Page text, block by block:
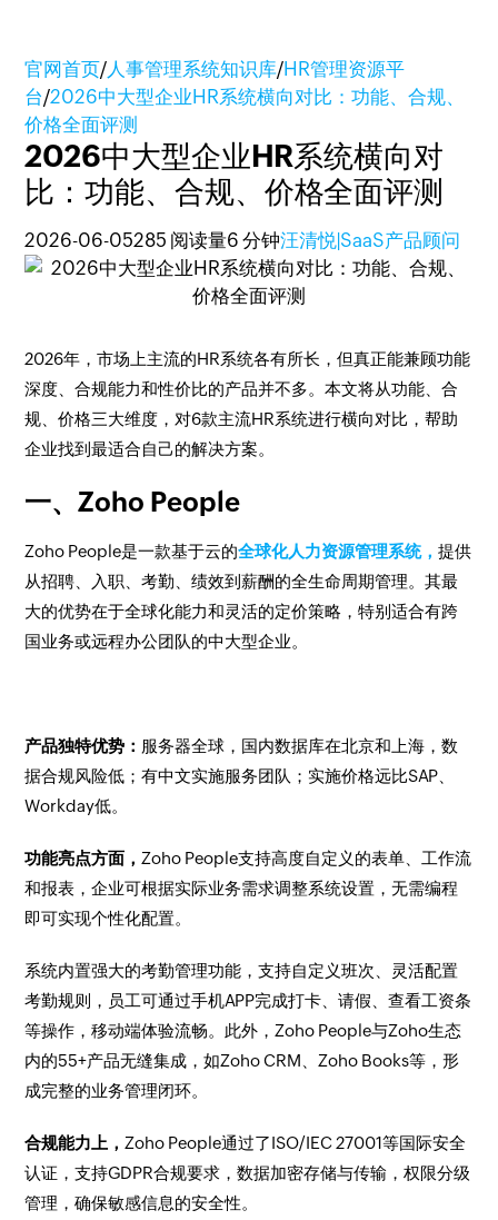
官网首页/人事管理系统知识库/HR管理资源平
台/2026中大型企业HR系统横向对比：功能、合规、
价格全面评测
2026中大型企业HR系统横向对
比：功能、合规、价格全面评测
2026-06-05285 阅读量6 分钟汪清悦|SaaS产品顾问
2026年，市场上主流的HR系统各有所长，但真正能兼顾功能
深度、合规能力和性价比的产品并不多。本文将从功能、合
规、价格三大维度，对6款主流HR系统进行横向对比，帮助
企业找到最适合自己的解决方案。
一、Zoho People
Zoho People是一款基于云的全球化人力资源管理系统，提供
从招聘、入职、考勤、绩效到薪酬的全生命周期管理。其最
大的优势在于全球化能力和灵活的定价策略，特别适合有跨
国业务或远程办公团队的中大型企业。
产品独特优势： 服务器全球，国内数据库在北京和上海，数
据合规风险低；有中文实施服务团队；实施价格远比SAP、
Workday低。
功能亮点方面， Zoho People支持高度自定义的表单、工作流
和报表，企业可根据实际业务需求调整系统设置，无需编程
即可实现个性化配置。
系统内置强大的考勤管理功能，支持自定义班次、灵活配置
考勤规则，员工可通过手机APP完成打卡、请假、查看工资条
等操作，移动端体验流畅。此外，Zoho People与Zoho生态
内的55+产品无缝集成，如Zoho CRM、Zoho Books等，形
成完整的业务管理闭环。
合规能力上， Zoho People通过了ISO/IEC 27001等国际安全
认证，支持GDPR合规要求，数据加密存储与传输，权限分级
管理，确保敏感信息的安全性。